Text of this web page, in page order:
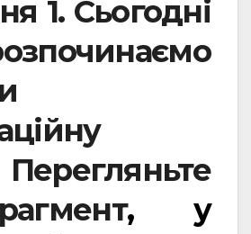
1. Сьогодні
, у